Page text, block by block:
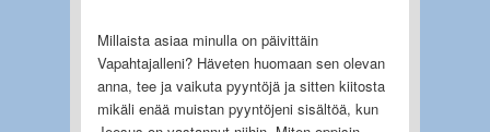
Millaista asiaa minulla on päivittäin
Vapahtajalleni? Häveten huomaan sen olevan
anna, tee ja vaikuta pyyntöjä ja sitten kiitosta
mikäli enää muistan pyyntöjeni sisältöä, kun